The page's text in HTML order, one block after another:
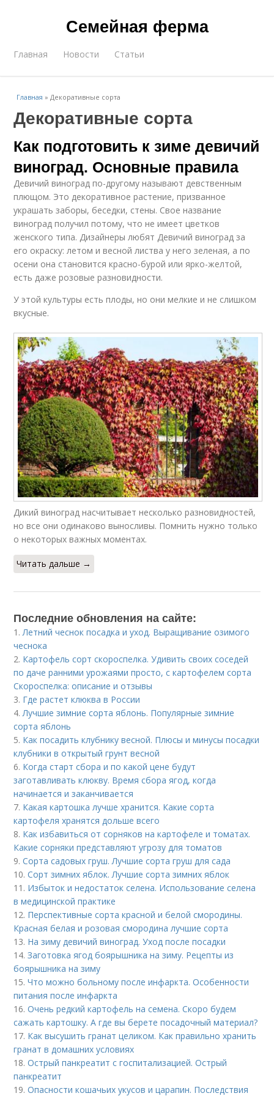
Семейная ферма
Главная Новости Статьи
Главная »Декоративные сорта
Декоративные сорта
Как подготовить к зиме девичий
виноград. Основные правила
Девичий виноград по-другому называют девственным
плющом. Это декоративное растение, призванное
украшать заборы, беседки, стены. Свое название
виноград получил потому, что не имеет цветков
женского типа. Дизайнеры любят Девичий виноград за
его окраску: летом и весной листва у него зеленая, а по
осени она становится красно-бурой или ярко-желтой,
есть даже розовые разновидности.
У этой культуры есть плоды, но они мелкие и не слишком
вкусные.
Дикий виноград насчитывает несколько разновидностей,
но все они одинаково выносливы. Помнить нужно только
о некоторых важных моментах.
Читать дальше →
Последние обновления на сайте:
1. Летний чеснок посадка и уход. Выращивание озимого
чеснока
2. Картофель сорт скороспелка. Удивить своих соседей
по даче ранними урожаями просто, с картофелем сорта
Скороспелка: описание и отзывы
3. Где растет клюква в России
4. Лучшие зимние сорта яблонь. Популярные зимние
сорта яблонь
5. Как посадить клубнику весной. Плюсы и минусы посадки
клубники в открытый грунт весной
6. Когда старт сбора и по какой цене будут
заготавливать клюкву. Время сбора ягод, когда
начинается и заканчивается
7. Какая картошка лучше хранится. Какие сорта
картофеля хранятся дольше всего
8. Как избавиться от сорняков на картофеле и томатах.
Какие сорняки представляют угрозу для томатов
9.Сорта садовых груш. Лучшие сорта груш для сада
10.Сорт зимних яблок. Лучшие сорта зимних яблок
11. Избыток и недостаток селена. Использование селена
в медицинской практике
12. Перспективные сорта красной и белой смородины.
Красная белая и розовая смородина лучшие сорта
13. На зиму девичий виноград. Уход после посадки
14.Заготовка ягод боярышника на зиму. Рецепты из
боярышника на зиму
15.Что можно больному после инфаркта. Особенности
питания после инфаркта
16.Очень редкий картофель на семена. Скоро будем
сажать картошку. А где вы берете посадочный материал?
17. Как высушить гранат целиком. Как правильно хранить
гранат в домашних условиях
18.Острый панкреатит с госпитализацией. Острый
панкреатит
19.Опасности кошачьих укусов и царапин. Последствия